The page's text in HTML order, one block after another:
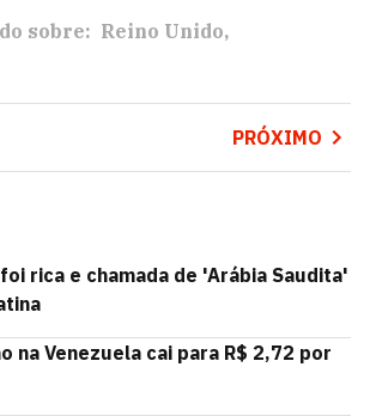
sobre: Reino Unido
PRÓXIMO
rica e chamada de 'Arábia Saudita'
na Venezuela cai para R$ 2,72 por